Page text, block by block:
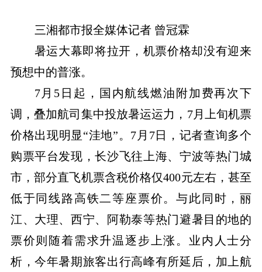
三湘都市报全媒体记者 曾冠霖
暑运大幕即将拉开，机票价格却没有迎来
预想中的普涨。
7月5日起，国内航线燃油附加费再次下
调，叠加航司集中投放暑运运力，7月上旬机票
价格出现明显“洼地”。7月7日，记者查询多个
购票平台发现，长沙飞往上海、宁波等热门城
市，部分直飞机票含税价格仅400元左右，甚至
低于同线路高铁二等座票价。与此同时，丽
江、大理、西宁、阿勒泰等热门避暑目的地的
票价则随着需求升温逐步上涨。业内人士分
析，今年暑期旅客出行高峰有所延后，加上航